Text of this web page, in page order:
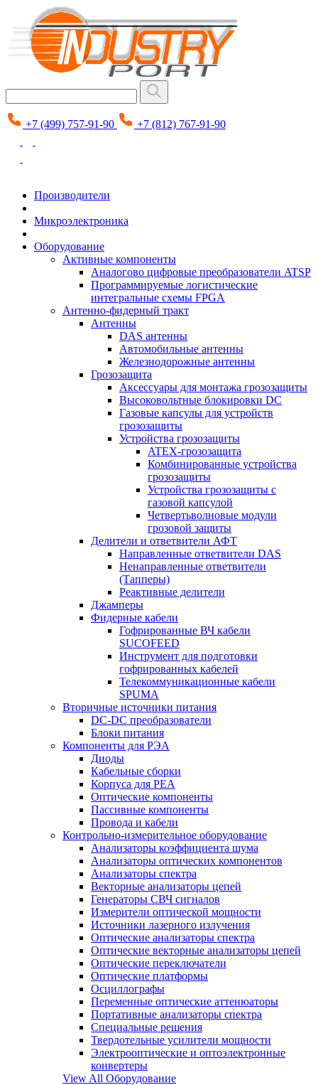
+7 (499) 757-91-90 +7 (812) 767-91-90
Производители
Микроэлектроника
Оборудование
Активные компоненты
Аналогово цифровые преобразователи ATSP
Программируемые логистические
интегральные схемы FPGA
Антенно-фидерный тракт
Антенны
DAS антенны
Автомобильные антенны
Железнодорожные антенны
Грозозащита
Аксессуары для монтажа грозозащиты
Высоковольтные блокировки DC
Газовые капсулы для устройств
грозозащиты
Устройства грозозащиты
ATEX-грозозащита
Комбинированные устройства
грозозащиты
Устройства грозозащиты с
газовой капсулой
Четвертьволновые модули
грозовой защиты
Делители и ответвители АФТ
Направленные ответвители DAS
Ненаправленные ответвители
(Тапперы)
Реактивные делители
Джамперы
Фидерные кабели
Гофрированные ВЧ кабели
SUCOFEED
Инструмент для подготовки
гофрированных кабелей
Телекоммуникационные кабели
SPUMA
Вторичные источники питания
DC-DC преобразователи
Блоки питания
Компоненты для РЭА
Диоды
Кабельные сборки
Корпуса для РЕА
Оптические компоненты
Пассивные компоненты
Провода и кабели
Контрольно-измерительное оборудование
Анализаторы коэффициента шума
Анализаторы оптических компонентов
Анализаторы спектра
Векторные анализаторы цепей
Генераторы СВЧ сигналов
Измерители оптической мощности
Источники лазерного излучения
Оптические анализаторы спектра
Оптические векторные анализаторы цепей
Оптические переключатели
Оптические платформы
Осциллографы
Переменные оптические аттенюаторы
Портативные анализаторы спектра
Специальные решения
Твердотельные усилители мощности
Электрооптические и оптоэлектронные
конвертеры
View All Оборудование